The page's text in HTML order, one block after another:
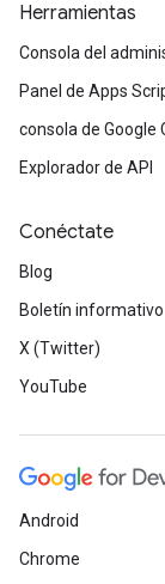
Herramientas
Consola del
Panel de Apps
consola de Google
Explorador de API
Conéctate
Blog
Boletín informativo
X (Twitter)
YouTube
Android
Chrome